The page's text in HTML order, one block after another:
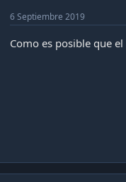
6 Septiembre 2019
Como es posible que